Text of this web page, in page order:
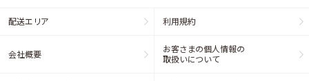
配送エリア 利用規約
会社概要
お客さまの個人情報の
取扱いについて